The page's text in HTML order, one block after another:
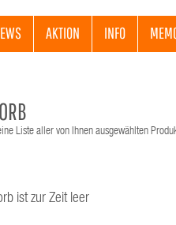
AKTION INFO
Liste aller von Ihnen ausgewählten
ist zur Zeit leer